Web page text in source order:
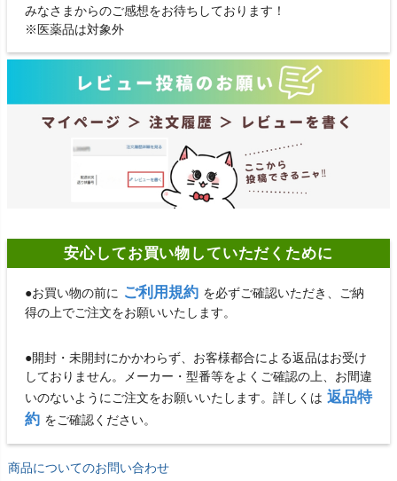
みなさまからのご感想をお待ちしております！
※医薬品は対象外
安心してお買い物していただくために
●お買い物の前に ご利用規約 を必ずご確認いただき、ご納
得の上でご注文をお願いいたします。
●開封・未開封にかかわらず、お客様都合による返品はお受け
しておりません。メーカー・型番等をよくご確認の上、お間違
いのないようにご注文をお願いいたします。詳しくは 返品特
約 をご確認ください。
商品についてのお問い合わせ